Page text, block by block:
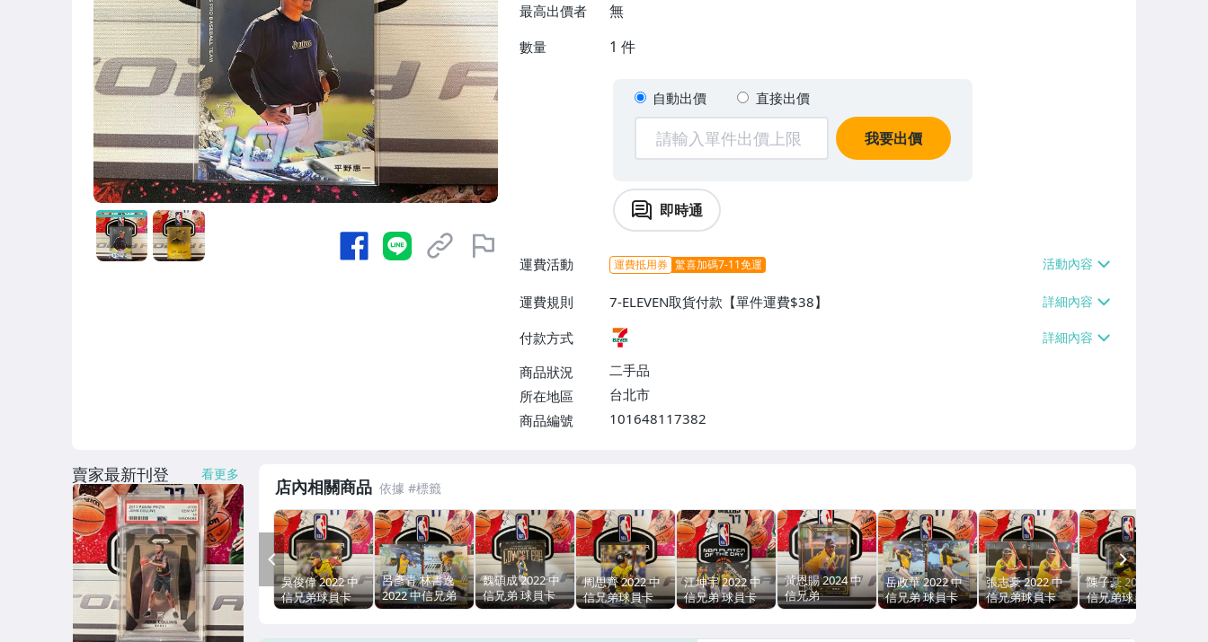
近全新
最高出價者 無
數量 1 件
自動出價 直接出價
我要出價
即時通
運費活動 運費抵用券 驚喜加碼7-11免運
運費規則
7-ELEVEN取貨付款【單件運費$38】
付款方式
商品狀況
二手品
所在地區
台北市
商品編號
101648117382
店內相關商品
吳俊偉 2022 中
信兄弟球員卡
呂彥青 林書逸
2022 中信兄弟
球員卡
魏碩成 2022 中
信兄弟 球員卡
年度二軍防禦率
周思齊 2022 中
信兄弟球員卡
江坤宇 2022 中
信兄弟 球員卡
黃恩賜 2024 中
信兄弟
BROTHERS
岳政華 2022 中
信兄弟 球員卡
張志豪 2022 中
信兄弟球員卡
陳子豪 2022 中
信兄弟球員卡
PREV
賣家最新刊登 看更多